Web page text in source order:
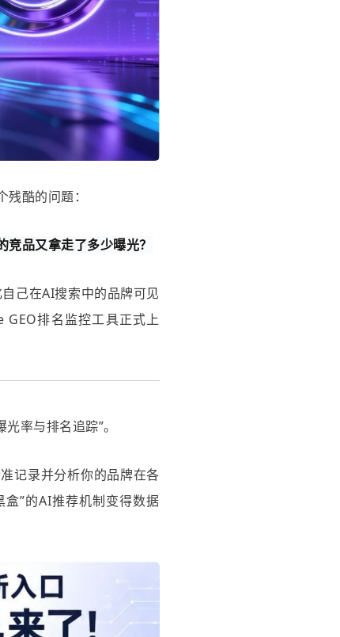
酷的问题：
品又拿走了多少曝光？
己在AI搜索中的品牌可见
排名监控工具正式上
率与排名追踪”。
记录并分析你的品牌在各
”的AI推荐机制变得数据